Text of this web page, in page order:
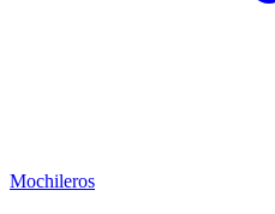
Mochileros